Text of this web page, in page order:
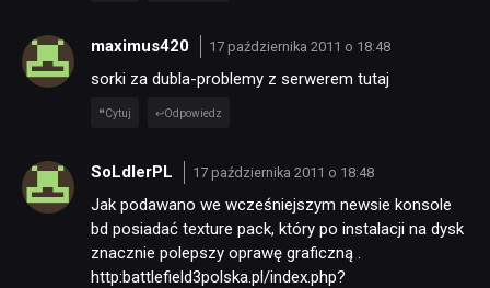
maximus420 17 października 2011 o 18:48
sorki za dubla-problemy z serwerem tutaj
Cytuj Odpowiedz
SoLdIerPL 17 października 2011 o 18:48
Jak podawano we wcześniejszym newsie konsole
bd posiadać texture pack, który po instalacji na dysk
znacznie polepszy oprawę graficzną .
http:battlefield3polska.pl/index.php?